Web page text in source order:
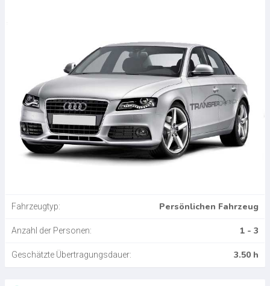
Fahrzeugtyp: Persönlichen Fahrzeug
Anzahl der Personen: 1 - 3
Geschätzte Übertragungsdauer: 3.50 h